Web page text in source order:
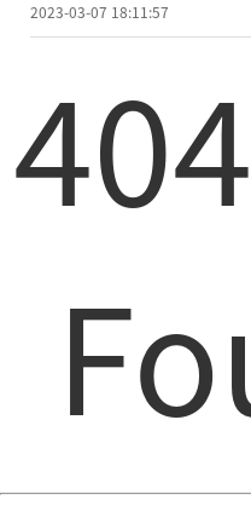
2023-03-07 18:11:57